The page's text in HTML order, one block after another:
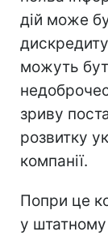
дій може
можуть
зриву
розвитку
компанії.
Попри це
у штатному